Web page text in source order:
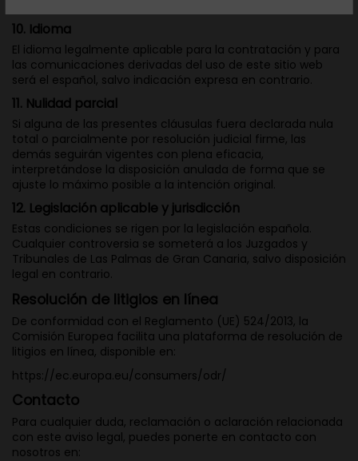
10. Idioma
El idioma legalmente aplicable para la contratación y para
las comunicaciones derivadas del uso de este sitio web
será el español, salvo indicación expresa en contrario.
11. Nulidad parcial
Si alguna de las presentes cláusulas fuera declarada nula
total o parcialmente por resolución judicial firme, las
demás seguirán vigentes con plena eficacia,
interpretándose la disposición anulada de forma que se
ajuste lo máximo posible a la intención original.
12. Legislación aplicable y jurisdicción
Estas condiciones se rigen por la legislación española.
Cualquier controversia se someterá a los Juzgados y
Tribunales de Las Palmas de Gran Canaria, salvo disposición
legal en contrario.
Resolución de litigios en línea
De conformidad con el Reglamento (UE) 524/2013, la
Comisión Europea facilita una plataforma de resolución de
litigios en línea, disponible en:
https://ec.europa.eu/consumers/odr/
Contacto
Para cualquier duda, reclamación o aclaración relacionada
con este aviso legal, puedes ponerte en contacto con
nosotros en: